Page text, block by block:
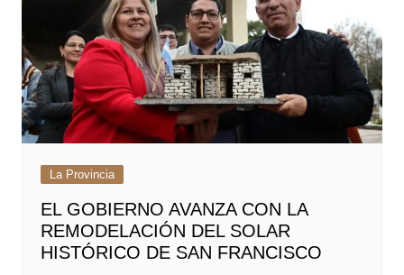
La Provincia
EL GOBIERNO AVANZA CON LA
REMODELACIÓN DEL SOLAR
HISTÓRICO DE SAN FRANCISCO